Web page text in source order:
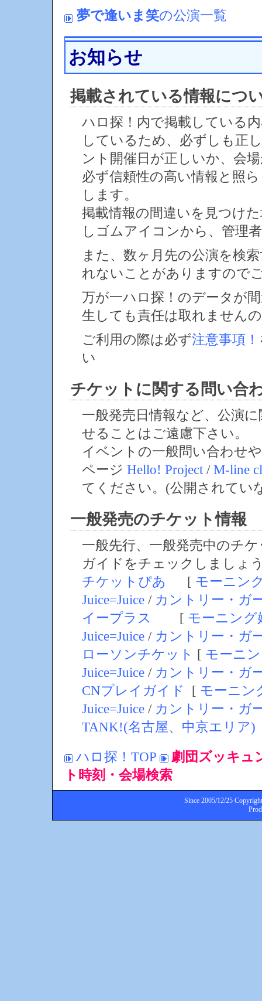
夢で逢いま笑の公演一覧
お知らせ
掲載されている情報につ
ハロ探！内で掲載している
しているため、必ずしも正
ント開催日が正しいか、会
必ず信頼性の高い情報と照
します。
掲載情報の間違いを見つけ
しゴムアイコンから、管理
また、数ヶ月先の公演を検
れないことがありますので
万が一ハロ探！のデータが
生しても責任は取れません
ご利用の際は必ず注意事項！
い
チケットに関する問い合
一般発売日情報など、公演
せることはご遠慮下さい。
イベントの一般問い合わせ
ページ Hello! Project /M-line
てください。(公開されてい
一般発売のチケット情報
一般先行、一般発売中のチ
ガイドをチェックしましょ
チケットぴあ
[ モーニン
Juice=Juice / カントリー・ガ
イープラス
[ モーニング
Juice=Juice / カントリー・ガ
ローソンチケット [ モーニ
Juice=Juice / カントリー・ガ
CNプレイガイド
[ モーニン
Juice=Juice / カントリー・ガ
TANK!(名古屋、中京エリア)
ハロ探！TOP
劇団ズッキュ
ト時刻・会場検索
Since 2005/12/25